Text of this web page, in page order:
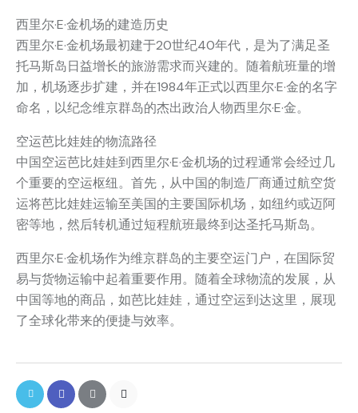
西里尔·E·金机场的建造历史
西里尔·E·金机场最初建于20世纪40年代，是为了满足圣
托马斯岛日益增长的旅游需求而兴建的。随着航班量的增
加，机场逐步扩建，并在1984年正式以西里尔·E·金的名字
命名，以纪念维京群岛的杰出政治人物西里尔·E·金。
空运芭比娃娃的物流路径
中国空运芭比娃娃到西里尔·E·金机场的过程通常会经过几
个重要的空运枢纽。首先，从中国的制造厂商通过航空货
运将芭比娃娃运输至美国的主要国际机场，如纽约或迈阿
密等地，然后转机通过短程航班最终到达圣托马斯岛。
西里尔·E·金机场作为维京群岛的主要空运门户，在国际贸
易与货物运输中起着重要作用。随着全球物流的发展，从
中国等地的商品，如芭比娃娃，通过空运到达这里，展现
了全球化带来的便捷与效率。